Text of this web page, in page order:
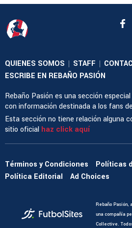
QUIENES SOMOS | STAFF |
ESCRIBE EN REBAÑO PASIÓN
Rebaño Pasión es una sección
con información destinada a los fans
Esta sección no tiene relación alguna
sitio oficial haz click aquí
Términos y Condiciones
Políticas
Política Editorial
Ad Choices
Rebaño Pasión,
una compañía
Collective.